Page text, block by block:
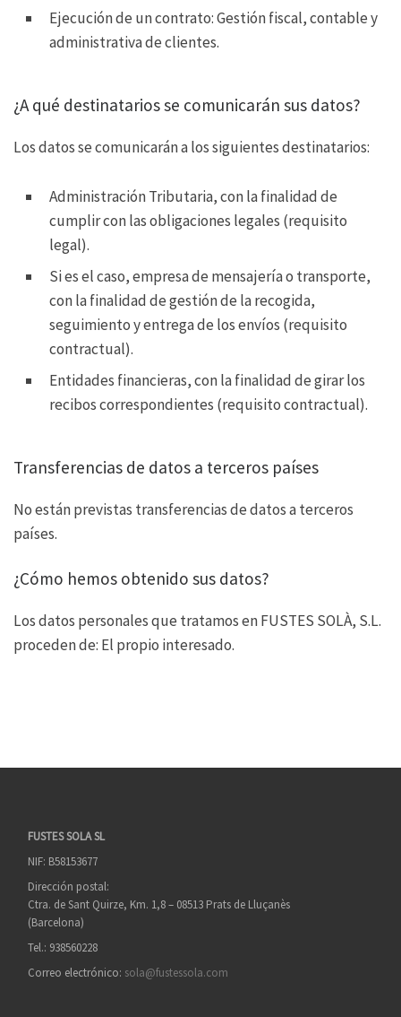
Ejecución de un contrato: Gestión fiscal, contable y
administrativa de clientes.
¿A qué destinatarios se comunicarán sus datos?
Los datos se comunicarán a los siguientes destinatarios:
Administración Tributaria, con la finalidad de
cumplir con las obligaciones legales (requisito
legal).
Si es el caso, empresa de mensajería o transporte,
con la finalidad de gestión de la recogida,
seguimiento y entrega de los envíos (requisito
contractual).
Entidades financieras, con la finalidad de girar los
recibos correspondientes (requisito contractual).
Transferencias de datos a terceros países
No están previstas transferencias de datos a terceros
países.
¿Cómo hemos obtenido sus datos?
Los datos personales que tratamos en FUSTES SOLÀ, S.L.
proceden de: El propio interesado.
FUSTES SOLA SL
NIF: B58153677
Dirección postal:
Ctra. de Sant Quirze, Km. 1,8 – 08513 Prats de Lluçanès
(Barcelona)
Tel.: 938560228
Correo electrónico: sola@fustessola.com